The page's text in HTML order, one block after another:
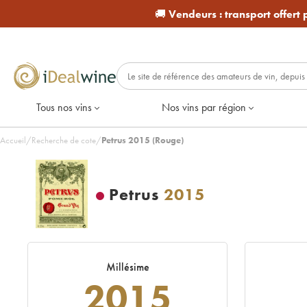
🚚 Vendeurs :transport offert
Tous nos vins Nos vins par région
Accueil/Recherche de cote/Petrus 2015 (Rouge)
Petrus 2015
Millésime